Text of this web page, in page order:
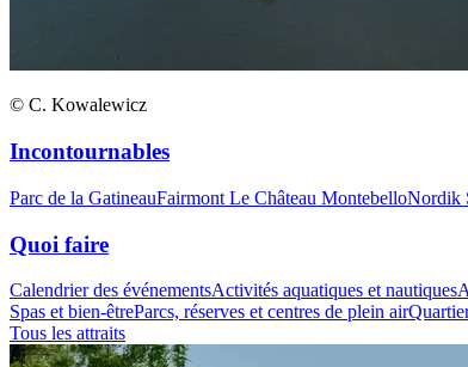
© C. Kowalewicz
Incontournables
Parc de la GatineauFairmont Le Château MontebelloNordik
Quoi faire
Calendrier des événementsActivités aquatiques et nautiques
Spas et bien-êtreParcs, réserves et centres de plein air
Tous les attraits